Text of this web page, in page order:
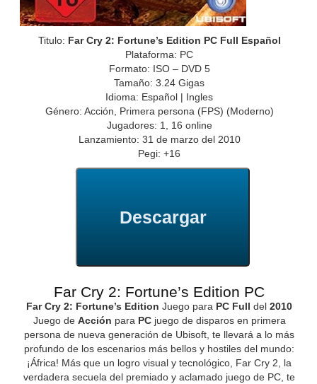
Titulo: Far Cry 2: Fortune’s Edition PC Full Español
Plataforma: PC
Formato: ISO – DVD 5
Tamaño: 3.24 Gigas
Idioma: Español | Ingles
Género: Acción, Primera persona (FPS) (Moderno)
Jugadores: 1, 16 online
Lanzamiento: 31 de marzo del 2010
Pegi: +16
Descargar
Far Cry 2: Fortune’s Edition PC
Far Cry 2: Fortune’s EditionJuego para PC Full del 2010
Juego de Acción para PCjuego de disparos en primera
persona de nueva generación de Ubisoft, te llevará a lo más
profundo de los escenarios más bellos y hostiles del mundo:
¡África! Más que un logro visual y tecnológico, Far Cry 2, la
verdadera secuela del premiado y aclamado juego de PC, te